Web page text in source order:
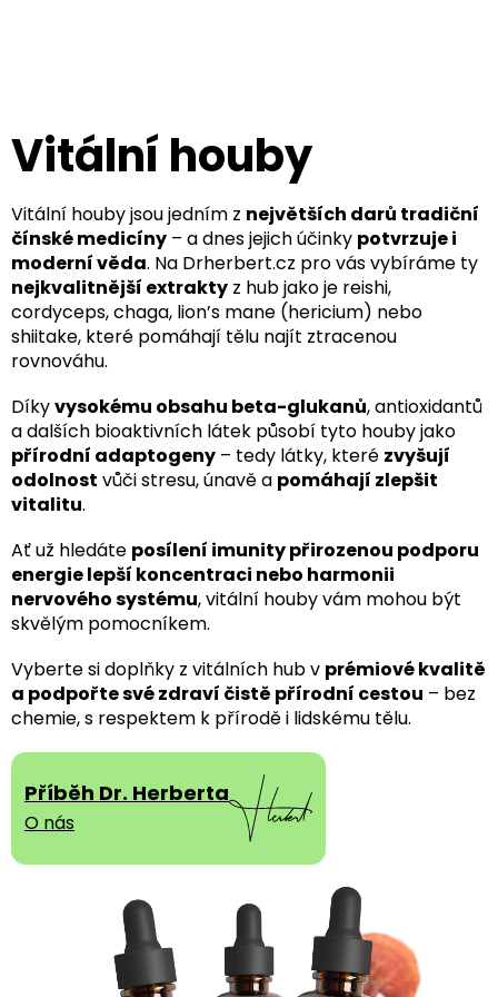
Vitální houby
Vitální houby jsou jedním z největších darů tradiční
čínské medicíny – a dnes jejich účinky potvrzuje i
moderní věda. Na Drherbert.cz pro vás vybíráme ty
nejkvalitnější extrakty z hub jako je reishi,
cordyceps, chaga, lion’s mane (hericium) nebo
shiitake, které pomáhají tělu najít ztracenou
rovnováhu.
Díkyvysokému obsahu beta-glukanů, antioxidantů
a dalších bioaktivních látek působí tyto houby jako
přírodní adaptogeny – tedy látky, které zvyšují
odolnost vůči stresu, únavě a pomáhají zlepšit
vitalitu.
Ať už hledáte posílení imunity přirozenou podporu
energie lepší koncentraci nebo harmonii
nervového systému, vitální houby vám mohou být
skvělým pomocníkem.
Vyberte si doplňky z vitálních hub v prémiové kvalitě
a podpořte své zdraví čistě přírodní cestou – bez
chemie, s respektem k přírodě i lidskému tělu.
Příběh Dr. Herberta
O nás